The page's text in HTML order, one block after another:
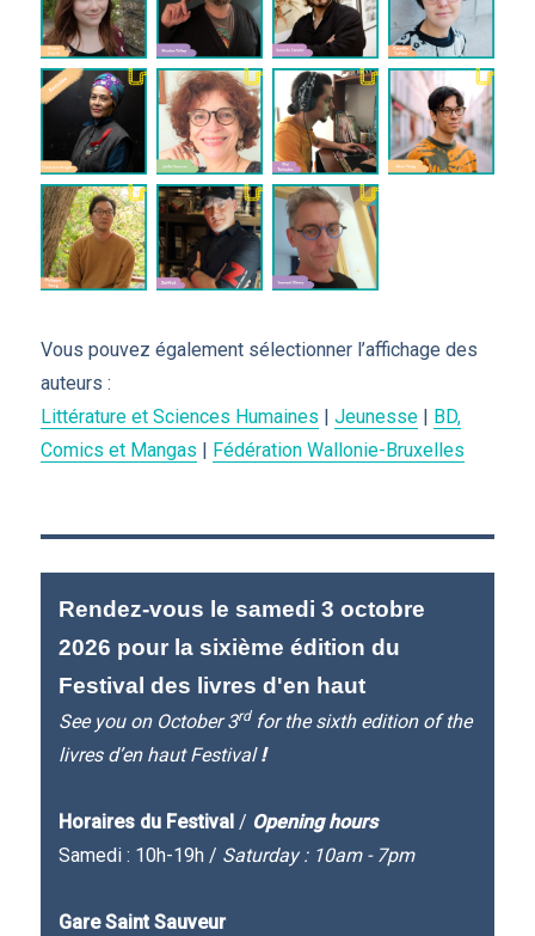
Vous pouvez également sélectionner l’affichage des
auteurs :
Littérature et Sciences Humaines |Jeunesse
BD,
Comics et Mangas
Fédération Wallonie-Bruxelles
Rendez-vous le samedi 3 octobre
2026 pour la sixième édition du
Festival des livres d'en haut
See you on October 3rdfor the sixth edition of the
livres d’en haut Festival!
Horaires du Festival / Opening hours
Samedi : 10h-19h / Saturday : 10am - 7pm
Gare Saint Sauveur